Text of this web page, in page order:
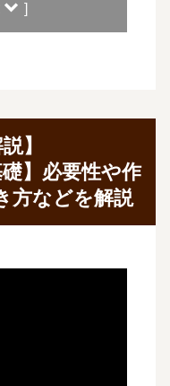
]
】
礎】必要性や作
方などを解説